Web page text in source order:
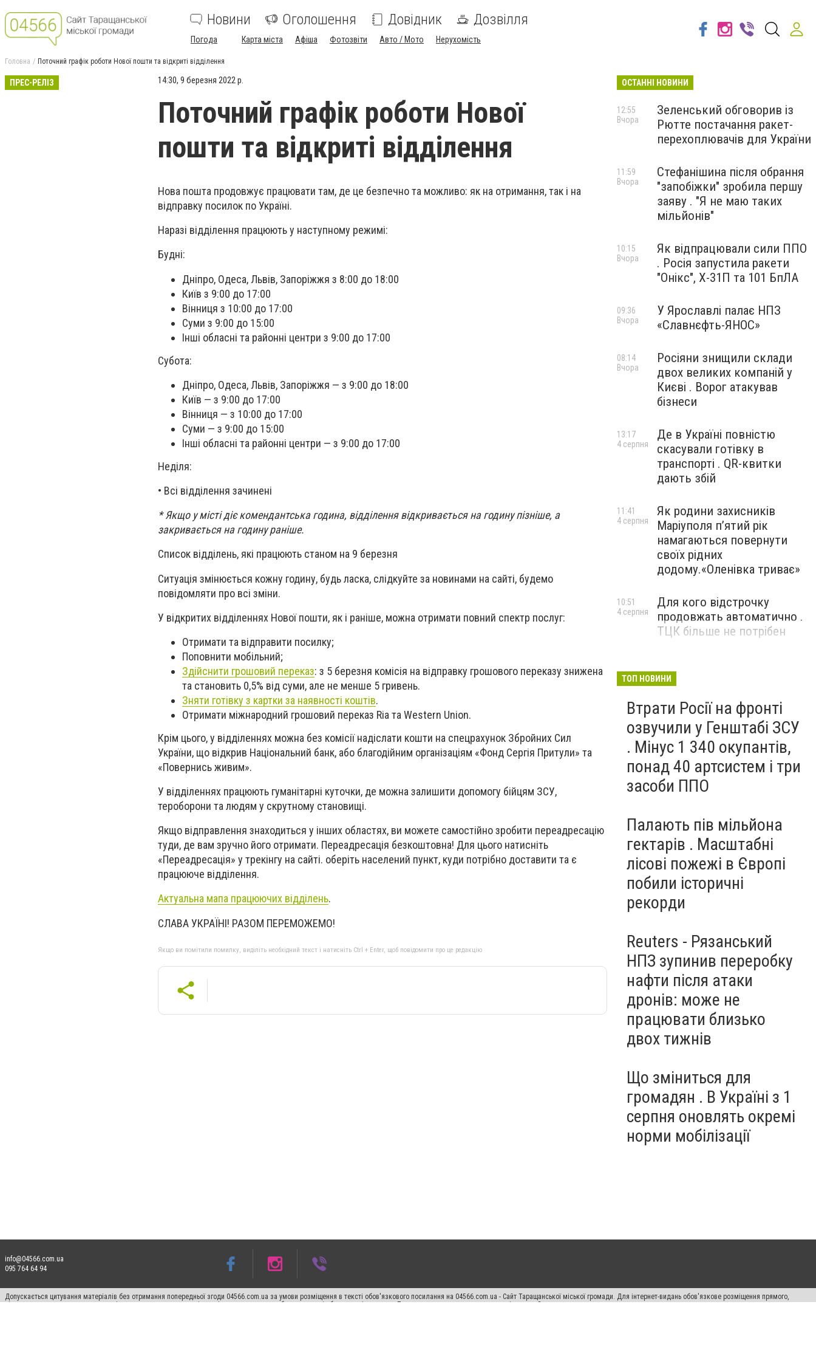
Новини Оголошення Довідник Дозвілля
Погода Карта міста Афіша Фотозвіти Авто / Мото Нерухомість
Головна Поточний графік роботи Нової пошти та відкриті відділення
ПРЕС-РЕЛІЗ 14:30, 9 березня 2022 р.
Поточний графік роботи Нової
пошти та відкриті відділення
Нова пошта продовжує працювати там, де це безпечно та можливо: як на отримання, так і на
відправку посилок по Україні.
Наразі відділення працюють у наступному режимі:
Будні:
Дніпро, Одеса, Львів, Запоріжжя з 8:00 до 18:00
Київ з 9:00 до 17:00
Вінниця з 10:00 до 17:00
Суми з 9:00 до 15:00
Інші обласні та районні центри з 9:00 до 17:00
Субота:
Дніпро, Одеса, Львів, Запоріжжя — з 9:00 до 18:00
Київ — з 9:00 до 17:00
Вінниця — з 10:00 до 17:00
Суми — з 9:00 до 15:00
Інші обласні та районні центри — з 9:00 до 17:00
Неділя:
• Всі відділення зачинені
* Якщо у місті діє комендантська година, відділення відкривається на годину пізніше, а
закривається на годину раніше.
Список відділень, які працюють станом на 9 березня
Ситуація змінюється кожну годину, будь ласка, слідкуйте за новинами на сайті, будемо
повідомляти про всі зміни.
У відкритих відділеннях Нової пошти, як і раніше, можна отримати повний спектр послуг:
Отримати та відправити посилку;
Поповнити мобільний;
Здійснити грошовий переказ: з 5 березня комісія на відправку грошового переказу знижена
та становить 0,5% від суми, але не менше 5 гривень.
Зняти готівку з картки за наявності коштів.
Отримати міжнародний грошовий переказ Ria та Western Union.
Крім цього, у відділеннях можна без комісії надіслати кошти на спецрахунок Збройних Сил
України, що відкрив Національний банк, або благодійним організаціям «Фонд Сергія Притули» та
«Повернись живим».
У відділеннях працюють гуманітарні куточки, де можна залишити допомогу бійцям ЗСУ,
тероборони та людям у скрутному становищі.
Якщо відправлення знаходиться у інших областях, ви можете самостійно зробити переадресацію
туди, де вам зручно його отримати. Переадресація безкоштовна! Для цього натисніть
«Переадресація» у трекінгу на сайті. оберіть населений пункт, куди потрібно доставити та є
працююче відділення.
Актуальна мапа працюючих відділень.
СЛАВА УКРАЇНІ! РАЗОМ ПЕРЕМОЖЕМО!
Якщо ви помітили помилку, виділіть необхідний текст і натисніть Ctrl + Enter, щоб повідомити про це редакцію
ОСТАННІ НОВИНИ
Зеленський обговорив із
Рютте постачання ракет-
перехоплювачів для України
12:55
Вчора
Стефанішина після обрання
"запобіжки" зробила першу
заяву . "Я не маю таких
мільйонів"
11:59
Вчора
Як відпрацювали сили ППО
. Росія запустила ракети
"Онікс", Х-31П та 101 БпЛА
10:15
Вчора
У Ярославлі палає НПЗ
«Славнєфть-ЯНОС»
09:36
Вчора
Росіяни знищили склади
двох великих компаній у
Києві . Ворог атакував
бізнеси
08:14
Вчора
Де в Україні повністю
скасували готівку в
транспорті . QR-квитки
дають збій
13:17
4 серпня
Як родини захисників
Маріуполя пʼятий рік
намагаються повернути
своїх рідних
додому.«Оленівка триває»
11:41
4 серпня
Для кого відстрочку
продовжать автоматично .
ТЦК більше не потрібен
10:51
4 серпня
ТОП НОВИНИ
Втрати Росії на фронті
озвучили у Генштабі ЗСУ
. Мінус 1 340 окупантів,
понад 40 артсистем і три
засоби ППО
Палають пів мільйона
гектарів . Масштабні
лісові пожежі в Європі
побили історичні
рекорди
Reuters - Рязанський
НПЗ зупинив переробку
нафти після атаки
дронів: може не
працювати близько
двох тижнів
Що зміниться для
громадян . В Україні з 1
серпня оновлять окремі
норми мобілізації
info@04566.com.ua
095 764 64 94
Допускається цитування матеріалів без отримання попередньої згоди 04566.com.ua за умови розміщення в тексті обов'язкового посилання на 04566.com.ua - Cайт Таращанської міської громади. Для інтернет-видань обов'язкове розміщення прямого,
відкритого для пошукових систем гіперпосилання на цитовані статті не нижче другого абзацу в тексті або в якості джерела. Порушення виняткових прав переслідується Законом.